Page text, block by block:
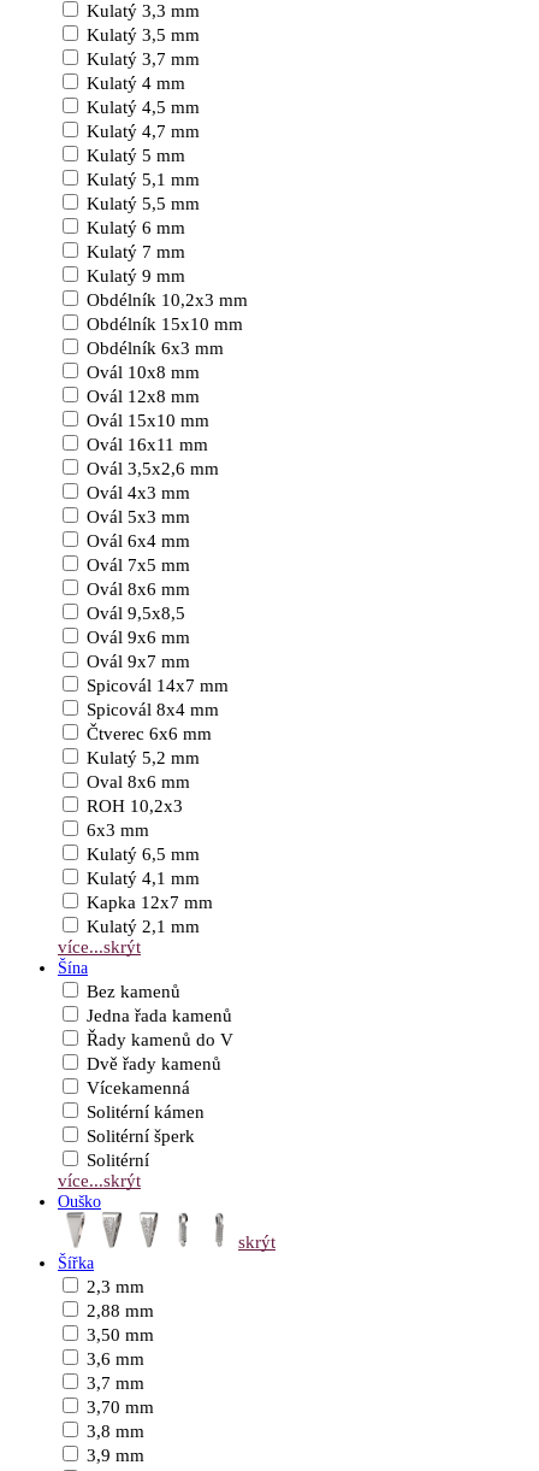
Kulatý 3,3 mm
Kulatý 3,5 mm
Kulatý 3,7 mm
Kulatý 4 mm
Kulatý 4,5 mm
Kulatý 4,7 mm
Kulatý 5 mm
Kulatý 5,1 mm
Kulatý 5,5 mm
Kulatý 6 mm
Kulatý 7 mm
Kulatý 9 mm
Obdélník 10,2x3 mm
Obdélník 15x10 mm
Obdélník 6x3 mm
Ovál 10x8 mm
Ovál 12x8 mm
Ovál 15x10 mm
Ovál 16x11 mm
Ovál 3,5x2,6 mm
Ovál 4x3 mm
Ovál 5x3 mm
Ovál 6x4 mm
Ovál 7x5 mm
Ovál 8x6 mm
Ovál 9,5x8,5
Ovál 9x6 mm
Ovál 9x7 mm
Spicovál 14x7 mm
Spicovál 8x4 mm
Čtverec 6x6 mm
Kulatý 5,2 mm
Oval 8x6 mm
ROH 10,2x3
6x3 mm
Kulatý 6,5 mm
Kulatý 4,1 mm
Kapka 12x7 mm
Kulatý 2,1 mm
více...skrýt
Šína
Bez kamenů
Jedna řada kamenů
Řady kamenů do V
Dvě řady kamenů
Vícekamenná
Solitérní kámen
Solitérní šperk
Solitérní
více...skrýt
Ouško
skrýt
Šířka
2,3 mm
2,88 mm
3,50 mm
3,6 mm
3,7 mm
3,70 mm
3,8 mm
3,9 mm